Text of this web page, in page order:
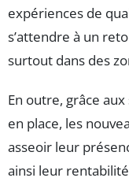
expériences de
s’attendre à un
surtout dans des
En outre, grâce
en place, les
asseoir leur
ainsi leur